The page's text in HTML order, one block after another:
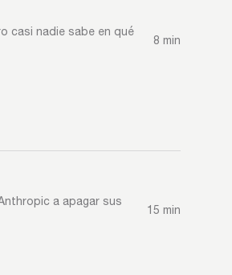
casi nadie sabe en qué
8 min
a apagar sus
15 min